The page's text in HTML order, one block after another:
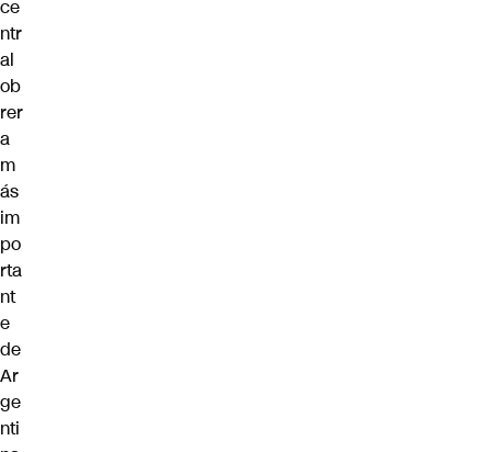
ce
ntr
al
ob
rer
a
m
ás
im
po
rta
nt
e
de
Ar
ge
nti